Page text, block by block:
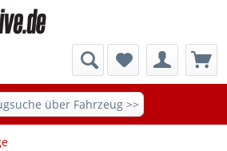
über Fahrzeug >>